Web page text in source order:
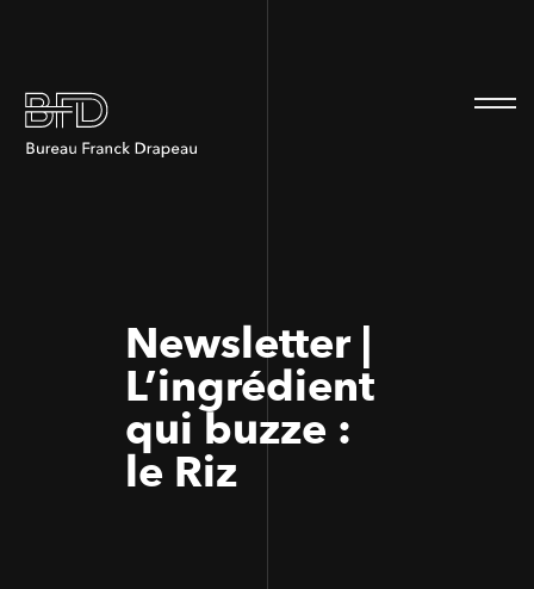
Newsletter |
L’ingrédient
qui buzze :
le Riz